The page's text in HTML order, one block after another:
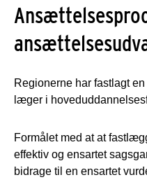
Regionerne har fastlagt
læger i
Formålet med at at
effektiv og ensartet
bidrage til en ensartet